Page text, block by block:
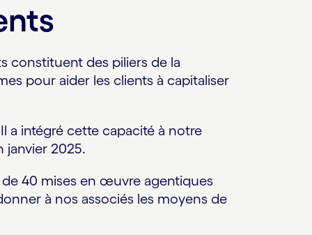
constituent des piliers de la
pour aider les clients à capitaliser
a intégré cette capacité à notre
janvier 2025.
40 mises en œuvre agentiques
à nos associés les moyens de